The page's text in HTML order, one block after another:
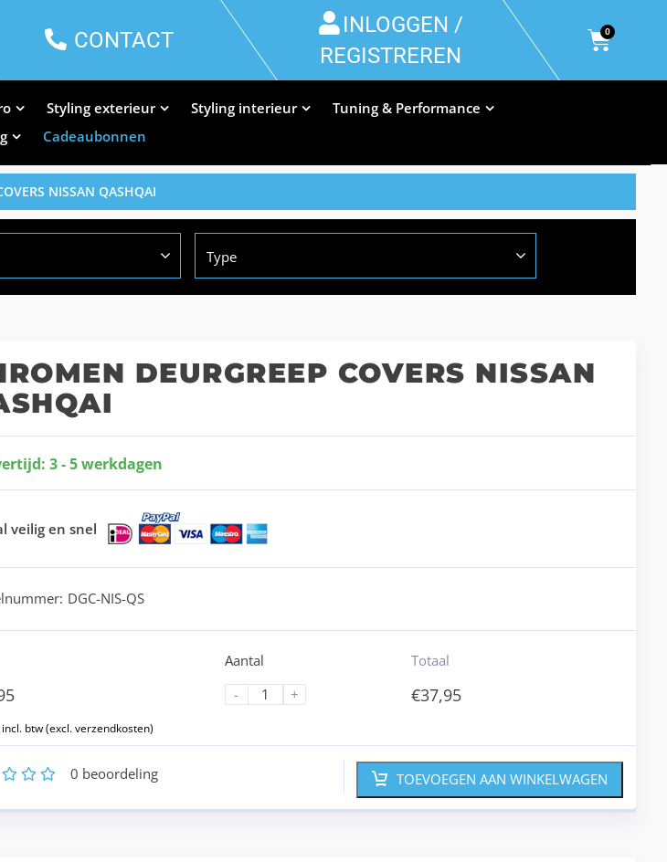
CONTACT
INLOGGEN /
REGISTREREN
0
Styling exterieur Styling interieur
Tuning & Performance
Cadeaubonnen
NISSAN QASHQAI
Type
DEURGREEP COVERS NISSAN
3 - 5 werkdagen
veilig en snel
DGC-NIS-QS
Aantal
-
+
Totaal
€37,95
5
4 0 beoordeling TOEVOEGEN AAN WINKELWAGEN